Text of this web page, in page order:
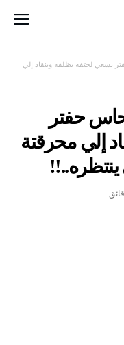
يسعي لحتفه بظلفه وينقاد إلي
حفتر
إلي محرقتة